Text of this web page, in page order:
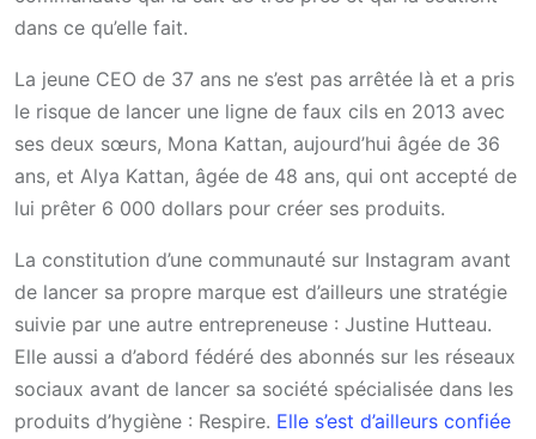
dans ce qu’elle fait.
La jeune CEO de 37 ans ne s’est pas arrêtée là et a pris
le risque de lancer une ligne de faux cils en 2013 avec
ses deux sœurs, Mona Kattan, aujourd’hui âgée de 36
ans, et Alya Kattan, âgée de 48 ans, qui ont accepté de
lui prêter 6 000 dollars pour créer ses produits.
La constitution d’une communauté sur Instagram avant
de lancer sa propre marque est d’ailleurs une stratégie
suivie par une autre entrepreneuse : Justine Hutteau.
Elle aussi a d’abord fédéré des abonnés sur les réseaux
sociaux avant de lancer sa société spécialisée dans les
produits d’hygiène : Respire. Elle s’est d’ailleurs confiée